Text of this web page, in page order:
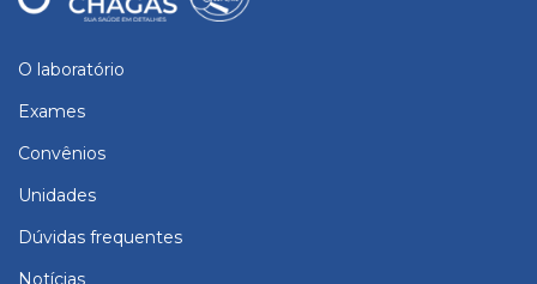
O laboratório
Exames
Convênios
Unidades
Dúvidas frequentes
Notícias